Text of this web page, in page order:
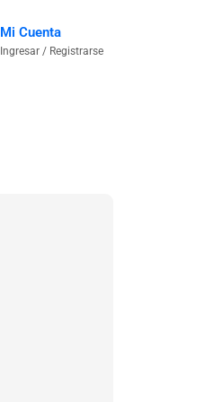
Mi Cuenta
Ingresar / Registrarse